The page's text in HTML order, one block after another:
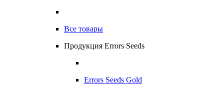
Все товары
Продукция Errors Seeds
Errors Seeds Gold